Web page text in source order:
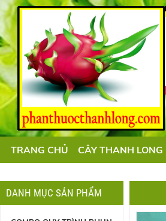
TRANG CHỦ CÂY THANH LONG
DANH MỤC SẢN PHẨM